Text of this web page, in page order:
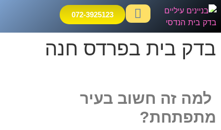
072-3925123
בדק בית בפרדס חנה
למה זה חשוב בעיר
מתפתחת?